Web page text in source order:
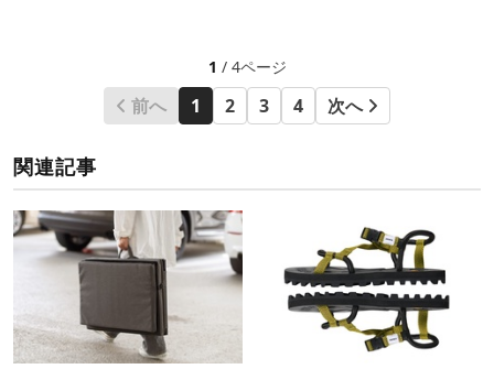
1 / 4ページ
前へ 1 2 3 4 次へ
関連記事